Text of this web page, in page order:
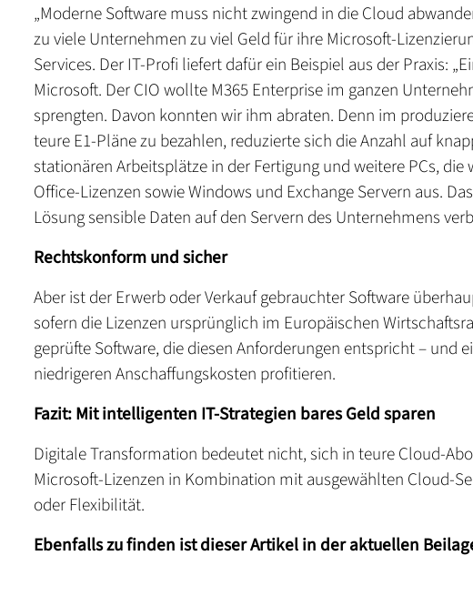
„Moderne Software muss nicht zwingend in die Cloud
zu viele Unternehmen zu viel Geld für ihre Microsoft-
Services. Der IT-Profi liefert dafür ein Beispiel aus der Praxis:
Microsoft. Der CIO wollte M365 Enterprise im ganzen
sprengten. Davon konnten wir ihm abraten. Denn im
teure E1-Pläne zu bezahlen, reduzierte sich die Anzahl auf
stationären Arbeitsplätze in der Fertigung und weitere PCs,
Office-Lizenzen sowie Windows und Exchange Servern aus.
Lösung sensible Daten auf den Servern des Unternehmens
Rechtskonform und sicher
Aber ist der Erwerb oder Verkauf gebrauchter Software
sofern die Lizenzen ursprünglich im Europäischen
geprüfte Software, die diesen Anforderungen entspricht – und
niedrigeren Anschaffungskosten profitieren.
Fazit: Mit intelligenten IT-Strategien bares Geld sparen
Digitale Transformation bedeutet nicht, sich in teure Cloud-
Microsoft-Lizenzen in Kombination mit ausgewählten Cloud-
oder Flexibilität.
Ebenfalls zu finden ist dieser Artikel in der aktuellen